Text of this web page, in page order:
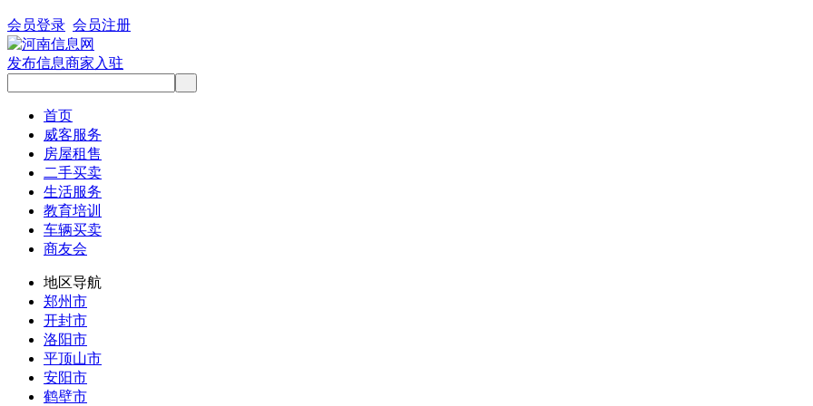
会员登录 会员注册
发布信息商家入驻
首页
威客服务
房屋租售
二手买卖
生活服务
教育培训
车辆买卖
商友会
地区导航
郑州市
开封市
洛阳市
平顶山市
安阳市
鹤壁市